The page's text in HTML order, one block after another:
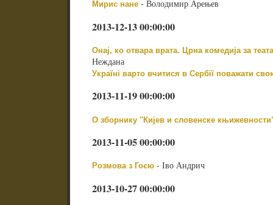
Мирис нане- Володимир Арењев
2013-12-13 00:00:00
Онај, ко отвара врата. Црна комедија за
Неждана
Україні варто вчитися в Сербії поважати
2013-11-19 00:00:00
О зборнику "Кијев и словенске
2013-11-05 00:00:00
Розмова з Гоєю- Іво Андрич
2013-10-27 00:00:00